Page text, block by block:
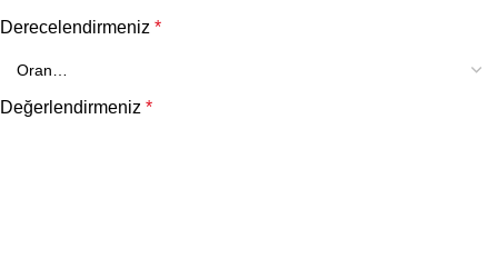
Derecelendirmeniz *
Değerlendirmeniz *